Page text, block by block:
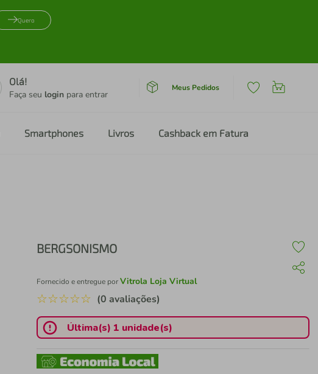
Quero
Olá!
Faça seu login para entrar
Meus Pedidos
Smartphones Livros Cashback em Fatura
BERGSONISMO
Fornecido e entregue porVitrola Loja Virtual
☆☆☆☆☆ (0 avaliações)
Última(s) 1 unidade(s)